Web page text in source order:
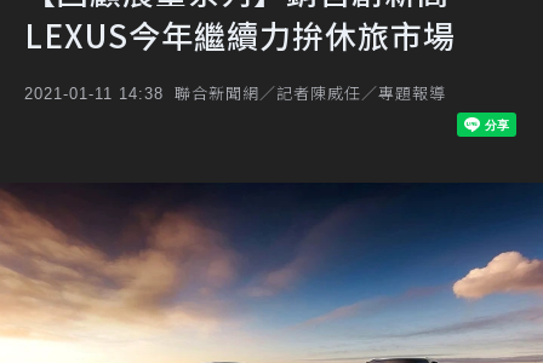
LEXUS今年繼續力拚休旅市場
2021-01-11 14:38 聯合新聞網／記者陳威任／專題報導